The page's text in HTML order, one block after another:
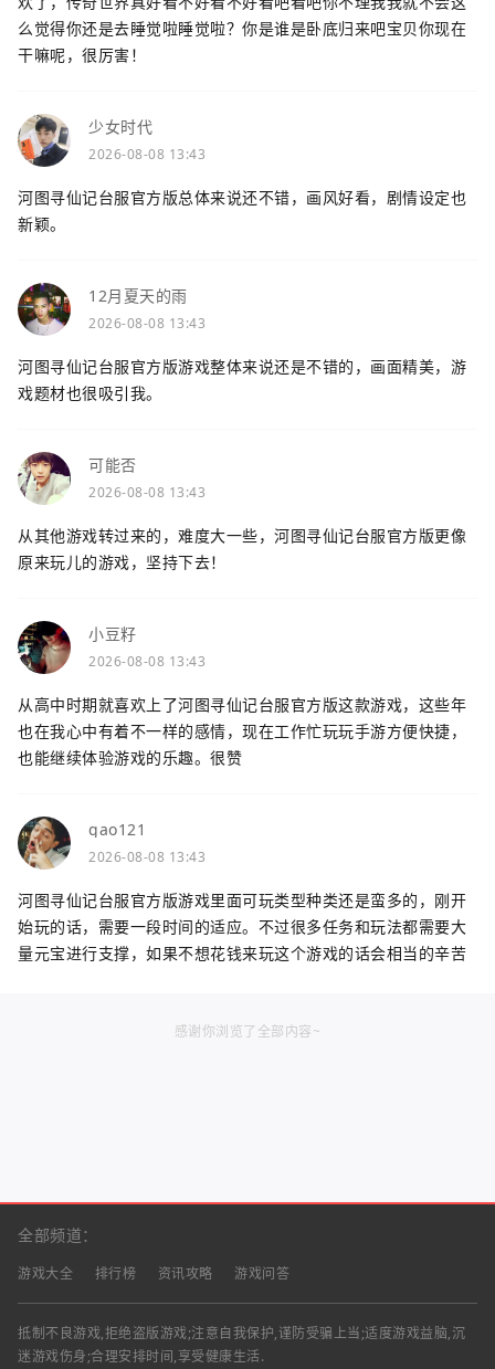
么觉得你还是去睡觉啦睡觉啦？你是谁是卧底归来吧宝贝你现在
干嘛呢，很厉害！
少女时代
2026-08-08 13:43
河图寻仙记台服官方版总体来说还不错，画风好看，剧情设定也
新颖。
12月夏天的雨
2026-08-08 13:43
河图寻仙记台服官方版游戏整体来说还是不错的，画面精美，游
戏题材也很吸引我。
可能否
2026-08-08 13:43
从其他游戏转过来的，难度大一些，河图寻仙记台服官方版更像
原来玩儿的游戏，坚持下去！
小豆籽
2026-08-08 13:43
从高中时期就喜欢上了河图寻仙记台服官方版这款游戏，这些年
也在我心中有着不一样的感情，现在工作忙玩玩手游方便快捷，
也能继续体验游戏的乐趣。很赞
gao121
2026-08-08 13:43
河图寻仙记台服官方版游戏里面可玩类型种类还是蛮多的，刚开
始玩的话，需要一段时间的适应。不过很多任务和玩法都需要大
量元宝进行支撑，如果不想花钱来玩这个游戏的话会相当的辛苦
感谢你浏览了全部内容~
全部频道：
游戏大全 排行榜 资讯攻略 游戏问答
抵制不良游戏,拒绝盗版游戏;注意自我保护,谨防受骗上当;适度游戏益脑,沉
迷游戏伤身;合理安排时间,享受健康生活.